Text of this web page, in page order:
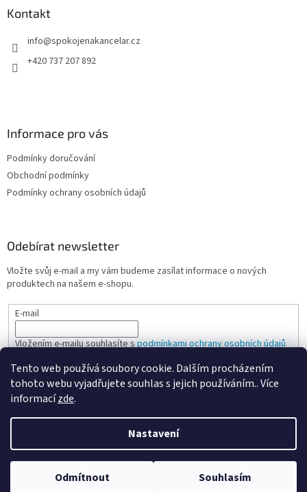
Tento web používá soubory cookie. Dalším procházením
tohoto webu vyjadřujete souhlas s jejich používáním.. Více
informacízde.
Nastavení
Odmítnout Souhlasím
Kontakt
info@spokojenakancelar.cz
+420 737 207 892
Informace pro vás
Podmínky doručování
Obchodní podmínky
Podmínky ochrany osobních údajů
Odebírat newsletter
Vložte svůj e-mail a my vám budeme zasílat informace o nových
produktech na našem e-shopu.
E-mail
Vložením e-mailu souhlasíte spodmínkami ochrany osobních údajů
PŘIHLÁSIT SE
Vytvořil Shoptet
Copyright 2026Spokojená kancelář . Všechna práva vyhrazena.